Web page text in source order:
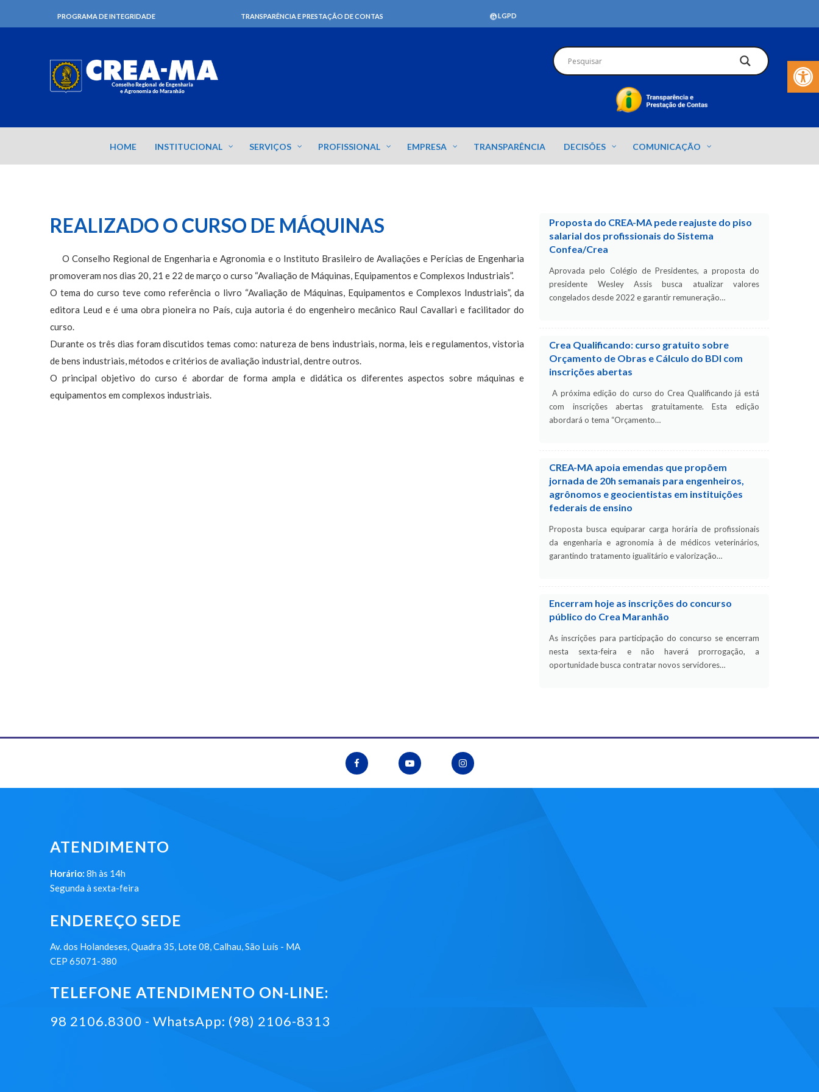
Barra de
PROGRAMA DE INTEGRIDADE TRANSPARÊNCIA E PRESTAÇÃO DE CONTAS LGPD
HOME INSTITUCIONAL SERVIÇOS PROFISSIONAL EMPRESA TRANSPARÊNCIA DECISÕES COMUNICAÇÃO
REALIZADO O CURSO DE MÁQUINAS
O Conselho Regional de Engenharia e Agronomia e o Instituto Brasileiro de Avaliações e Perícias de Engenharia
promoveram nos dias 20, 21 e 22 de março o curso “Avaliação de Máquinas, Equipamentos e Complexos Industriais”.
O tema do curso teve como referência o livro “Avaliação de Máquinas, Equipamentos e Complexos Industriais”, da
editora Leud e é uma obra pioneira no País, cuja autoria é do engenheiro mecânico Raul Cavallari e facilitador do
curso.
Durante os três dias foram discutidos temas como: natureza de bens industriais, norma, leis e regulamentos, vistoria
de bens industriais, métodos e critérios de avaliação industrial, dentre outros.
O principal objetivo do curso é abordar de forma ampla e didática os diferentes aspectos sobre máquinas e
equipamentos em complexos industriais.
Proposta do CREA-MA pede reajuste do piso
salarial dos profissionais do Sistema
Confea/Crea
Aprovada pelo Colégio de Presidentes, a proposta do
presidente Wesley Assis busca atualizar valores
congelados desde 2022 e garantir remuneração…
Crea Qualificando: curso gratuito sobre
Orçamento de Obras e Cálculo do BDI com
inscrições abertas
A próxima edição do curso do Crea Qualificando já está
com inscrições abertas gratuitamente. Esta edição
abordará o tema “Orçamento…
CREA-MA apoia emendas que propõem
jornada de 20h semanais para engenheiros,
agrônomos e geocientistas em instituições
federais de ensino
Proposta busca equiparar carga horária de profissionais
da engenharia e agronomia à de médicos veterinários,
garantindo tratamento igualitário e valorização…
Encerram hoje as inscrições do concurso
público do Crea Maranhão
As inscrições para participação do concurso se encerram
nesta sexta-feira e não haverá prorrogação, a
oportunidade busca contratar novos servidores…
ATENDIMENTO
Horário: 8h às 14h
Segunda à sexta-feira
ENDEREÇO SEDE
Av. dos Holandeses, Quadra 35, Lote 08, Calhau, São Luís - MA
CEP 65071-380
TELEFONE ATENDIMENTO ON-LINE:
98 2106.8300 - WhatsApp: (98) 2106-8313